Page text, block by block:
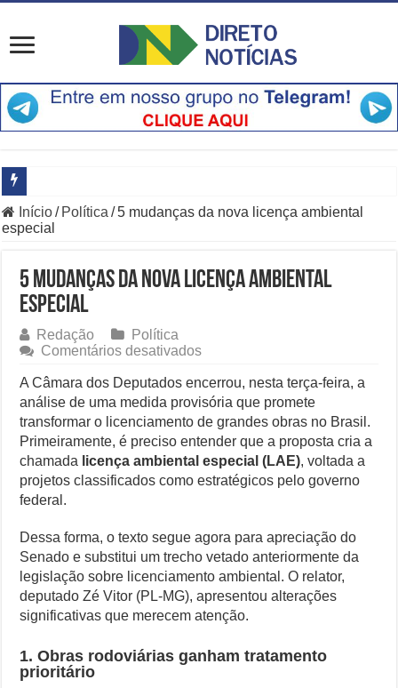
Principais Destaques do Amistoso Bayern x Aston Villa em Hong
Como Resolver a Crise Diplomática Que Lula e Trump Aprofundam
Copom e Itaú Dominam Hoje as Apostas do Mercado Financeiro
Família Livre, Senador Investigado: O Que Mudou na Operação
Controverso: IBS e CBS Dividem Empresários na Reforma
Como Resolver a Disputa Política do Republicanos Rumo a 2026
O Que Levou Quatro Trabalhadores à Morte em Obra Proibida no
Casa Branca Antes Distante, Camp David Agora no Centro do Poder
Início/ Política /5 mudanças da nova licença ambiental
especial
5 mudanças da nova licença ambiental
especial
Redação
Política
Comentários desativadosem
mudanças
da
nova
licença
ambiental
especial
A Câmara dos Deputados encerrou, nesta terça-feira, a
análise de uma medida provisória que promete
transformar o licenciamento de grandes obras no Brasil.
Primeiramente, é preciso entender que a proposta cria a
chamada licença ambiental especial (LAE), voltada a
projetos classificados como estratégicos pelo governo
federal.
Dessa forma, o texto segue agora para apreciação do
Senado e substitui um trecho vetado anteriormente da
legislação sobre licenciamento ambiental. O relator,
deputado Zé Vitor (PL-MG), apresentou alterações
significativas que merecem atenção.
1. Obras rodoviárias ganham tratamento
prioritário